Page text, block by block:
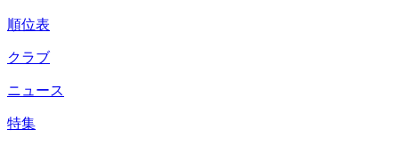
順位表
クラブ
ニュース
特集